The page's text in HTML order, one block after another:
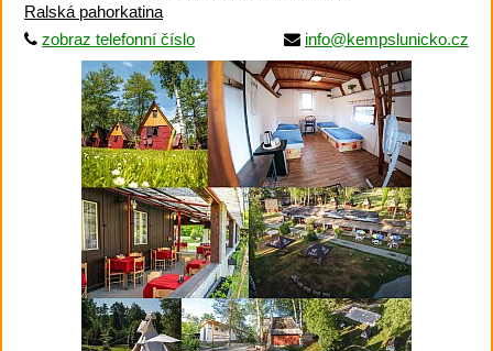
Ralská pahorkatina
zobraz telefonní číslo
info@kempslunicko.cz